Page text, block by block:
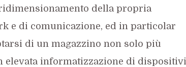
della propria
e di comunicazione, ed in particolar
di un magazzino non solo più
elevata informatizzazione di dispositivi